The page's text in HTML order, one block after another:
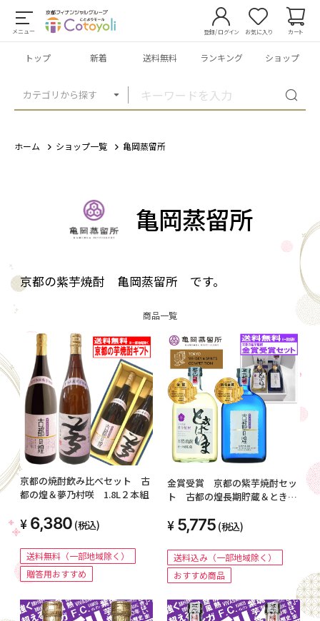
メニュー
カテゴリから探す
登録/ログイン お気に入り カート
トップ 新着 送料無料 ランキング ショップ
ホーム ショップ一覧 亀岡蒸留所
亀岡蒸留所
京都の紫芋焼酎 亀岡蒸留所 です。
商品一覧
京都の焼酎飲み比べセット 古
都の煌＆夢乃村咲 1.8L２本組
6,380 (税込)
送料無料（一部地域除く）
贈答用おすすめ
金賞受賞 京都の紫芋焼酎セッ
ト 古都の煌長期貯蔵＆ときは
5,775 (税込)
送料込み（一部地域除く）
おすすめ商品